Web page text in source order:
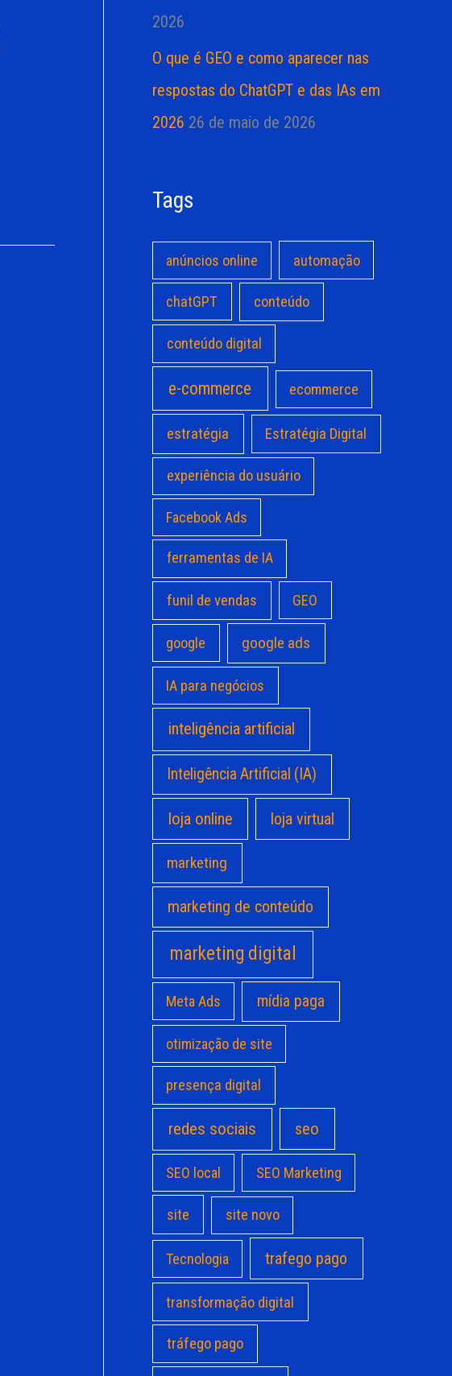
2026
O que é GEO e como aparecer nas
respostas do ChatGPT e das IAs em
2026 26 de maio de 2026
Tags
anúncios online automação
chatGPT conteúdo
conteúdo digital
e-commerce ecommerce
estratégia Estratégia Digital
experiência do usuário
Facebook Ads
ferramentas de IA
funil de vendas GEO
google google ads
IA para negócios
inteligência artificial
Inteligência Artificial (IA)
loja online loja virtual
marketing
marketing de conteúdo
marketing digital
Meta Ads mídia paga
otimização de site
presença digital
redes sociais seo
SEO local SEO Marketing
site site novo
Tecnologia trafego pago
transformação digital
tráfego pago